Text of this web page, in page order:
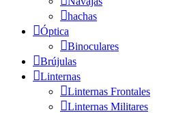
hachas
Óptica
Binoculares
Brújulas
Linternas
Linternas Frontales
Linternas Militares